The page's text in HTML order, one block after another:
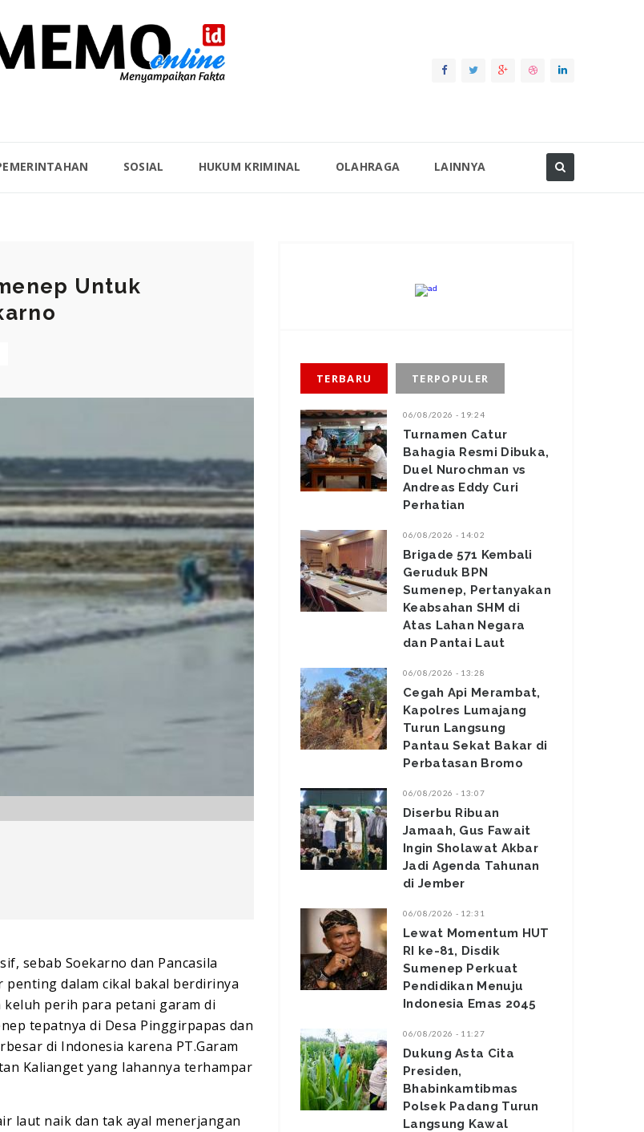
SOSIAL HUKUM KRIMINAL OLAHRAGA LAINNYA
Untuk
sebab Soekarno dan Pancasila
dalam cikal bakal berdirinya
perih para petani garam di
tepatnya di Desa Pinggirpapas dan
di Indonesia karena PT.Garam
Kalianget yang lahannya terhampar
laut naik dan tak ayal menerjangan
TERBARU TERPOPULER
06/08/2026 - 19:24
Turnamen Catur
Bahagia Resmi Dibuka,
Duel Nurochman vs
Andreas Eddy Curi
Perhatian
06/08/2026 - 14:02
Brigade 571 Kembali
Geruduk BPN
Sumenep, Pertanyakan
Keabsahan SHM di
Atas Lahan Negara
dan Pantai Laut
06/08/2026 - 13:28
‎Cegah Api Merambat,
Kapolres Lumajang
Turun Langsung
Pantau Sekat Bakar di
Perbatasan Bromo ‎
06/08/2026 - 13:07
Diserbu Ribuan
Jamaah, Gus Fawait
Ingin Sholawat Akbar
Jadi Agenda Tahunan
di Jember
06/08/2026 - 12:31
Lewat Momentum HUT
RI ke-81, Disdik
Sumenep Perkuat
Pendidikan Menuju
Indonesia Emas 2045
06/08/2026 - 11:27
Dukung Asta Cita
Presiden,
Bhabinkamtibmas
Polsek Padang Turun
Langsung Kawal